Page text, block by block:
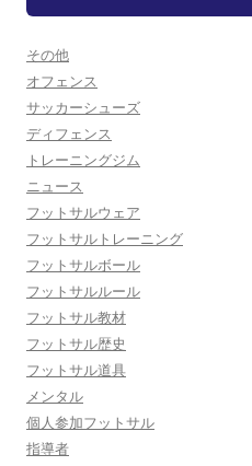
その他
オフェンス
サッカーシューズ
ディフェンス
トレーニングジム
ニュース
フットサルウェア
フットサルトレーニング
フットサルボール
フットサルルール
フットサル教材
フットサル歴史
フットサル道具
メンタル
個人参加フットサル
指導者